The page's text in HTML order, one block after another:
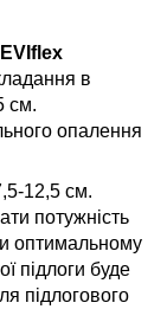
в
см.
опалення
12,5 см.
потужність
оптимальному
підлоги буде
підлогового